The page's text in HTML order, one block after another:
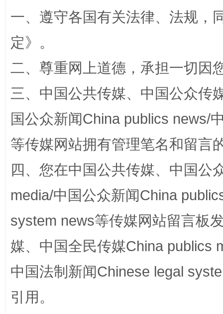
阿坝州三大球赛在茂县开幕 规模
国家大学科技园优化重塑工作
一、遵守各国有关法律、法规，
定》。
二、尊重网上道德，承担一切因
三、中国公共传媒、中国公众传
国公众新闻China publics news/
等传媒网站拥有管理笔名和留言
四、您在中国公共传媒、中国公
media/中国公众新闻China
system news等传媒网站留言板
媒、中国全民传媒China publics
中国法制新闻Chinese legal
引用。